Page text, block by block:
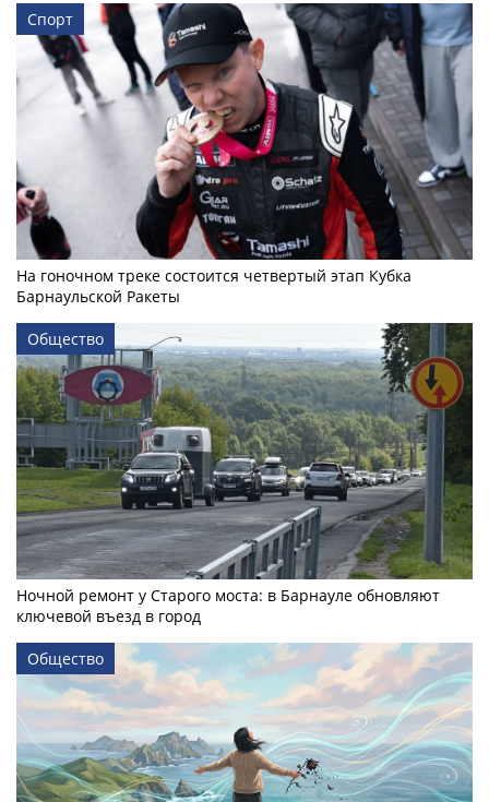
Спорт
На гоночном треке состоится четвертый этап Кубка
Барнаульской Ракеты
Общество
Ночной ремонт у Старого моста: в Барнауле обновляют
ключевой въезд в город
Общество